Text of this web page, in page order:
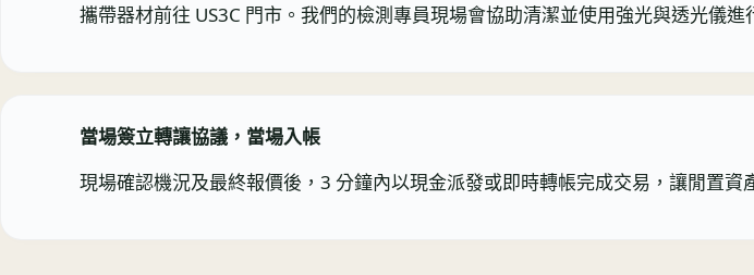
攜帶器材前往 US3C 門市。我們的檢測專員現場會協助清潔並使用強光與透光儀
當場簽立轉讓協議，當場入帳
現場確認機況及最終報價後，3 分鐘內以現金派發或即時轉帳完成交易，讓閒置資